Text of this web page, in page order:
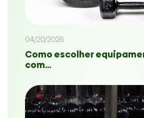
04/20/2026
Como escolher
com…